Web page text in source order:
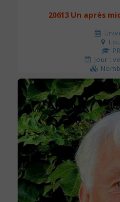
20613 Un après
Jour :